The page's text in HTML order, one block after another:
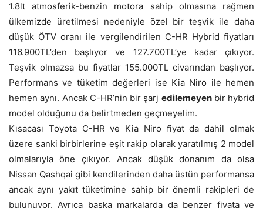
1.8lt atmosferik-benzin motora sahip olmasına rağmen
ülkemizde üretilmesi nedeniyle özel bir teşvik ile daha
düşük ÖTV oranı ile vergilendirilen C-HR Hybrid fiyatları
116.900TL’den başlıyor ve 127.700TL’ye kadar çıkıyor.
Teşvik olmazsa bu fiyatlar 155.000TL civarından başlıyor.
Performans ve tüketim değerleri ise Kia Niro ile hemen
hemen aynı. Ancak C-HR’nin bir şarj edilemeyenbir hybrid
model olduğunu da belirtmeden geçmeyelim.
Kısacası Toyota C-HR ve Kia Niro fiyat da dahil olmak
üzere sanki birbirlerine eşit rakip olarak yaratılmış 2 model
olmalarıyla öne çıkıyor. Ancak düşük donanım da olsa
Nissan Qashqai gibi kendilerinden daha üstün performansa
ancak aynı yakıt tüketimine sahip bir önemli rakipleri de
bulunuyor. Ayrıca başka markalarda da benzer fiyata ve